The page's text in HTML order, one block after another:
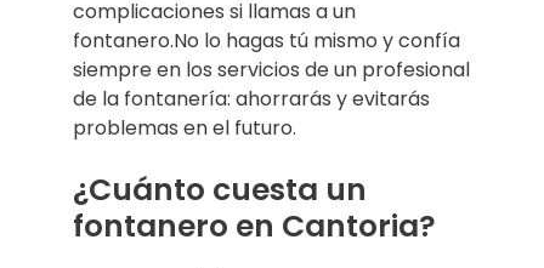
complicaciones si llamas a un
fontanero.No lo hagas tú mismo y confía
siempre en los servicios de un profesional
de la fontanería: ahorrarás y evitarás
problemas en el futuro.
¿Cuánto cuesta un
fontanero en Cantoria?